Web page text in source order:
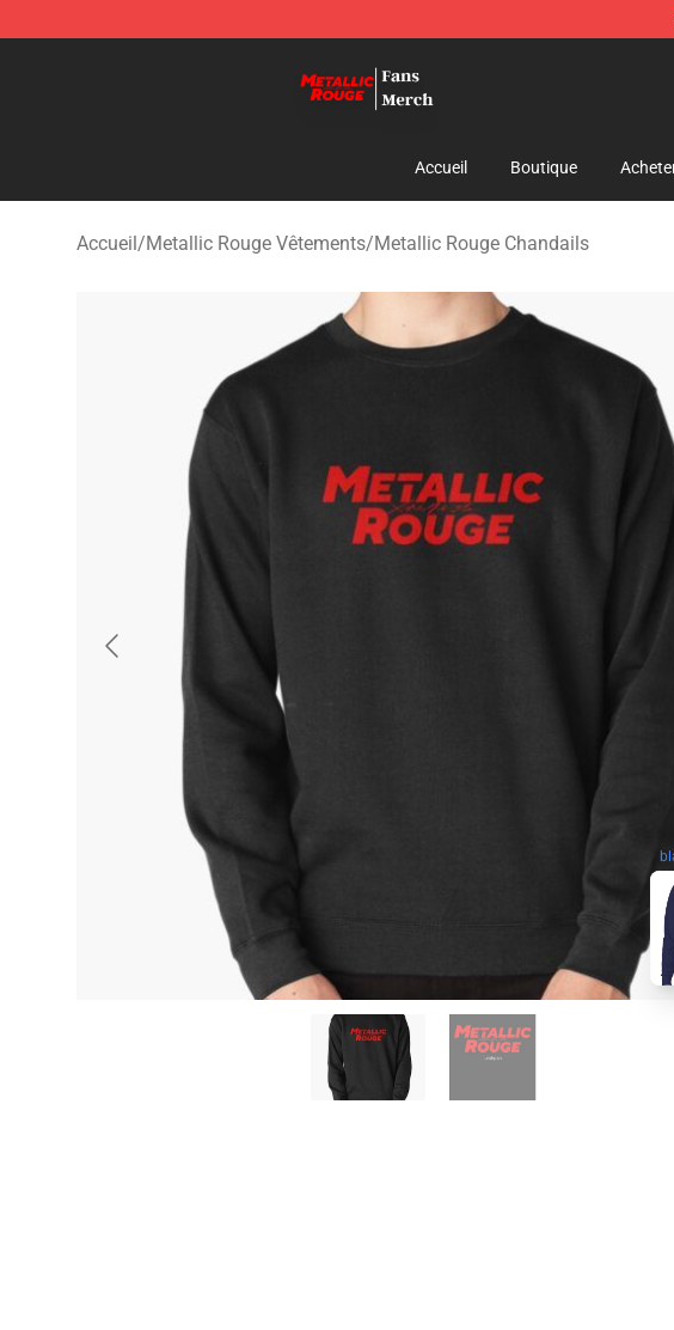
Accueil Boutique
Accueil/Metallic Rouge Vêtements/Metallic Rouge Chandails